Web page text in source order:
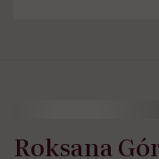
Roksana